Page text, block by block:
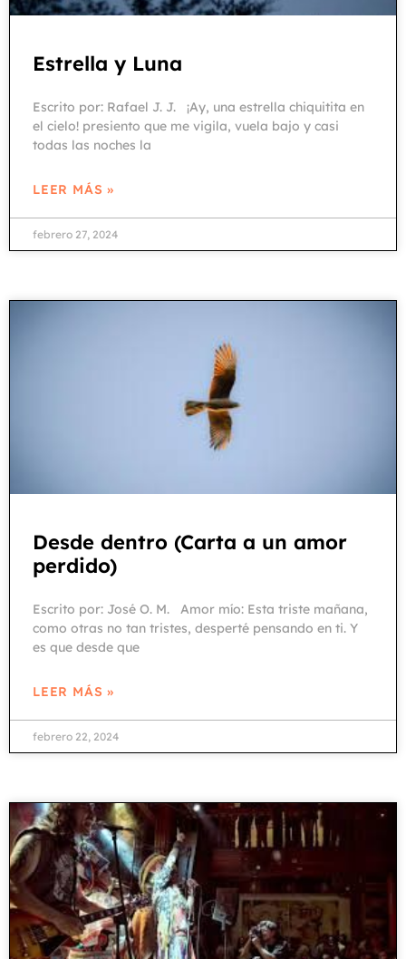
Estrella y Luna
Escrito por: Rafael J. J. ¡Ay, una estrella chiquitita en
el cielo! presiento que me vigila, vuela bajo y casi
todas las noches la
LEER MÁS »
febrero 27, 2024
Desde dentro (Carta a un amor
perdido)
Escrito por: José O. M. Amor mío: Esta triste mañana,
como otras no tan tristes, desperté pensando en ti. Y
es que desde que
LEER MÁS »
febrero 22, 2024